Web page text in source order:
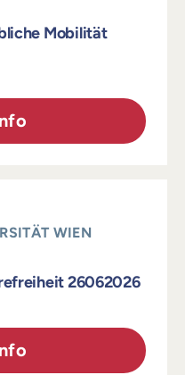
Mobilität
WIEN
26062026